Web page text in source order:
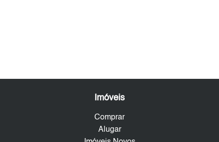
Imóveis
Comprar
Alugar